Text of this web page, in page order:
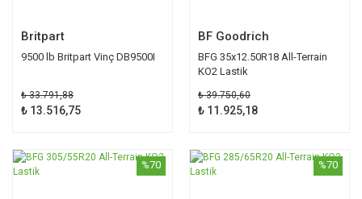
Britpart
9500 lb Britpart Vinç DB9500I
₺ 33.791,88
₺ 13.516,75
BF Goodrich
BFG 35x12.50R18 All-Terrain
KO2 Lastik
₺ 39.750,60
₺ 11.925,18
%70 %70